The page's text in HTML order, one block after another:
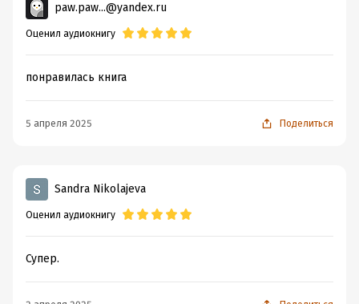
paw.paw...@yandex.ru
Оценил аудиокнигу
понравилась книга
5 апреля 2025 Поделиться
Sandra Nikolajeva
Оценил аудиокнигу
Супер.